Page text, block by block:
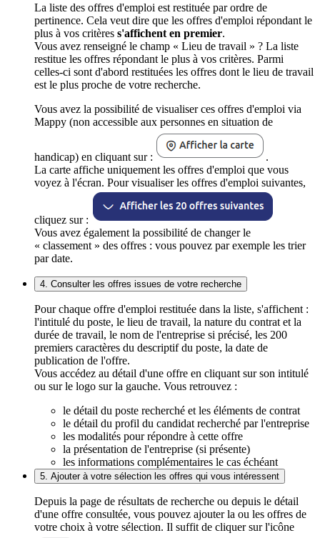
La liste des offres d'emploi est restituée par ordre de
pertinence. Cela veut dire que les offres d'emploi répondant le
plus à vos critères s'affichent en premier.
Vous avez renseigné le champ « Lieu de travail » ? La liste
restitue les offres répondant le plus à vos critères. Parmi
celles-ci sont d'abord restituées les offres dont le lieu de travail
est le plus proche de votre recherche.
Vous avez la possibilité de visualiser ces offres d'emploi via
Mappy (non accessible aux personnes en situation de
handicap) en cliquant sur :
.
La carte affiche uniquement les offres d'emploi que vous
voyez à l'écran. Pour visualiser les offres d'emploi suivantes,
cliquez sur :
Vous avez également la possibilité de changer le
« classement » des offres : vous pouvez par exemple les trier
par date.
4. Consulter les offres issues de votre recherche
Pour chaque offre d'emploi restituée dans la liste, s'affichent :
l'intitulé du poste, le lieu de travail, la nature du contrat et la
durée de travail, le nom de l'entreprise si précisé, les 200
premiers caractères du descriptif du poste, la date de
publication de l'offre.
Vous accédez au détail d'une offre en cliquant sur son intitulé
ou sur le logo sur la gauche. Vous retrouvez :
le détail du poste recherché et les éléments de contrat
le détail du profil du candidat recherché par l'entreprise
les modalités pour répondre à cette offre
la présentation de l'entreprise (si présente)
les informations complémentaires le cas échéant
5. Ajouter à votre sélection les offres qui vous intéressent
Depuis la page de résultats de recherche ou depuis le détail
d'une offre consultée, vous pouvez ajouter la ou les offres de
votre choix à votre sélection. Il suffit de cliquer sur l'icône